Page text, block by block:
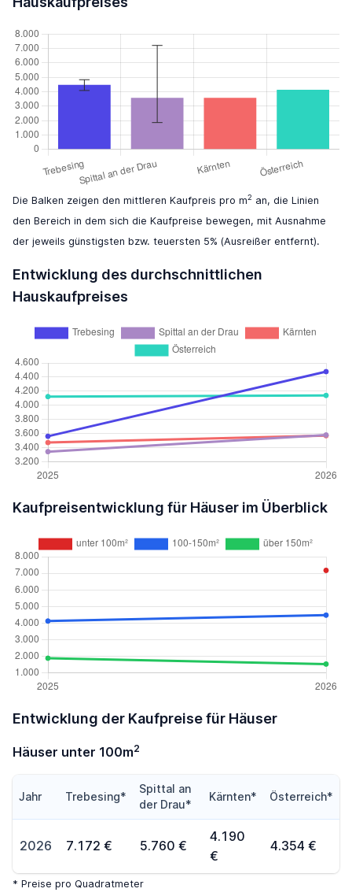
Die Balken zeigen den mittleren Kaufpreis pro m2 an, die Linien
den Bereich in dem sich die Kaufpreise bewegen, mit Ausnahme
der jeweils günstigsten bzw. teuersten 5% (Ausreißer entfernt).
Entwicklung des durchschnittlichen
Hauskaufpreises
Kaufpreisentwicklung für Häuser im Überblick
Entwicklung der Kaufpreise für Häuser
Häuser unter 100m2
Jahr Trebesing*
Spittal an
der Drau*
Kärnten* Österreich*
2026 7.172 € 5.760 €
4.190
€
4.354 €
* Preise pro Quadratmeter